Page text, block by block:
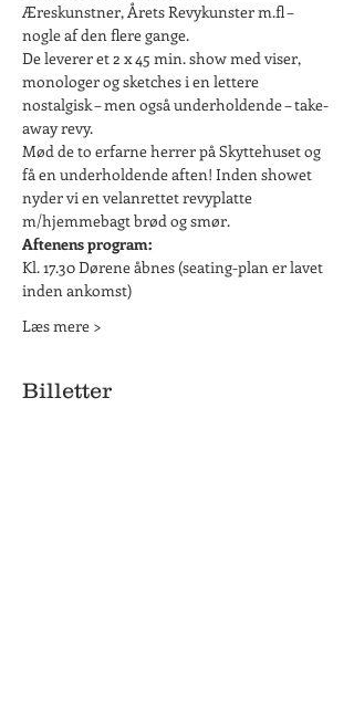
Æreskunstner, Årets Revykunster m.fl –
nogle af den flere gange.
De leverer et 2 x 45 min. show med viser,
monologer og sketches i en lettere
nostalgisk – men også underholdende – take-
away revy.
Mød de to erfarne herrer på Skyttehuset og
få en underholdende aften! Inden showet
nyder vi en velanrettet revyplatte
m/hjemmebagt brød og smør.
Aftenens program:
Kl. 17.30 Dørene åbnes (seating-plan er lavet
inden ankomst)
Læs mere >
Billetter